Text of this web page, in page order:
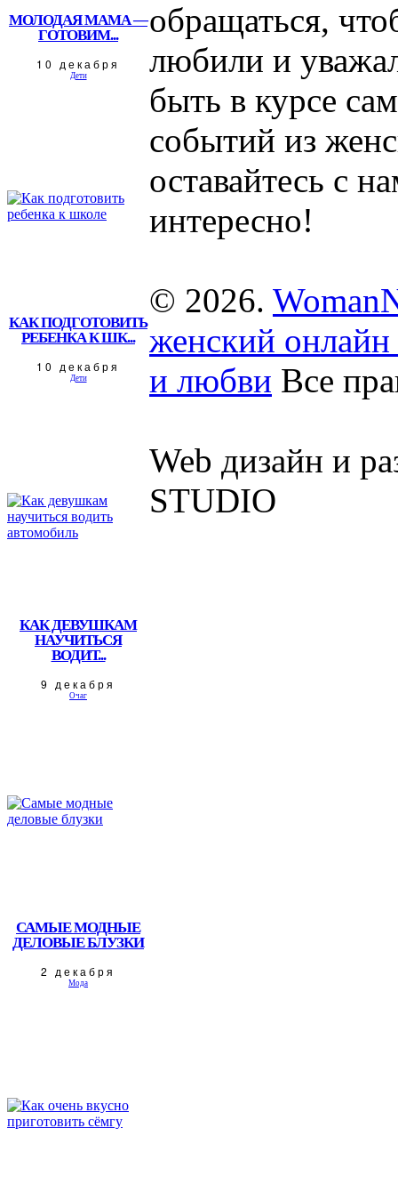
МОЛОДАЯ МАМА —
ГОТОВИМ...
10 декабря
Дети
КАК ПОДГОТОВИТЬ
РЕБЕНКА К ШК...
10 декабря
Дети
КАК ДЕВУШКАМ
НАУЧИТЬСЯ
ВОДИТ...
9 декабря
Очаг
САМЫЕ МОДНЫЕ
ДЕЛОВЫЕ БЛУЗКИ
2 декабря
Мода
обращаться,
любили и
быть в курсе
событий из
оставайтесь с
интересно!
© 2026.
женский
и любви Все
Web дизайн и
STUDIO